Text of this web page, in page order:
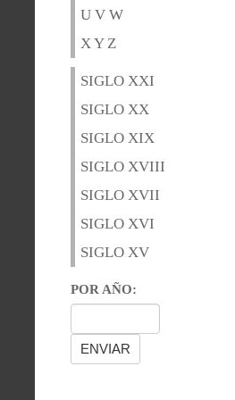
U V W
X Y Z
SIGLO XXI
SIGLO XX
SIGLO XIX
SIGLO XVIII
SIGLO XVII
SIGLO XVI
SIGLO XV
POR AÑO: